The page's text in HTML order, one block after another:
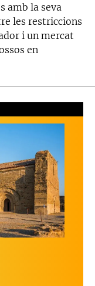
amb la seva
les restriccions
i un mercat
en